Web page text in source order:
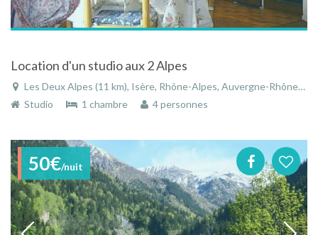
Location d'un studio aux 2 Alpes
Les Deux Alpes (11 km), Isère, Rhône-Alpes, Auvergne-Rhône-Alpes, France
Studio
1 chambre 4 personnes
50€/nuit